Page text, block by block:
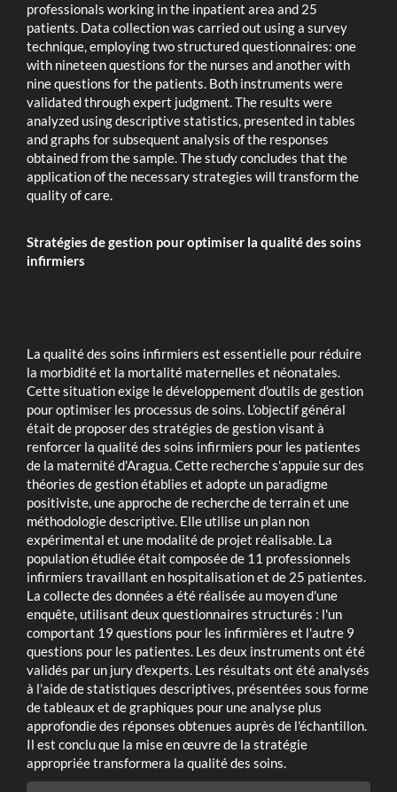
professionals working in the inpatient area and 25
patients. Data collection was carried out using a survey
technique, employing two structured questionnaires: one
with nineteen questions for the nurses and another with
nine questions for the patients. Both instruments were
validated through expert judgment. The results were
analyzed using descriptive statistics, presented in tables
and graphs for subsequent analysis of the responses
obtained from the sample. The study concludes that the
application of the necessary strategies will transform the
quality of care.
Stratégies de gestion pour optimiser la qualité des soins
infirmiers
La qualité des soins infirmiers est essentielle pour réduire
la morbidité et la mortalité maternelles et néonatales.
Cette situation exige le développement d'outils de gestion
pour optimiser les processus de soins. L'objectif général
était de proposer des stratégies de gestion visant à
renforcer la qualité des soins infirmiers pour les patientes
de la maternité d'Aragua. Cette recherche s'appuie sur des
théories de gestion établies et adopte un paradigme
positiviste, une approche de recherche de terrain et une
méthodologie descriptive. Elle utilise un plan non
expérimental et une modalité de projet réalisable. La
population étudiée était composée de 11 professionnels
infirmiers travaillant en hospitalisation et de 25 patientes.
La collecte des données a été réalisée au moyen d'une
enquête, utilisant deux questionnaires structurés : l'un
comportant 19 questions pour les infirmières et l'autre 9
questions pour les patientes. Les deux instruments ont été
validés par un jury d'experts. Les résultats ont été analysés
à l'aide de statistiques descriptives, présentées sous forme
de tableaux et de graphiques pour une analyse plus
approfondie des réponses obtenues auprès de l'échantillon.
Il est conclu que la mise en œuvre de la stratégie
appropriée transformera la qualité des soins.